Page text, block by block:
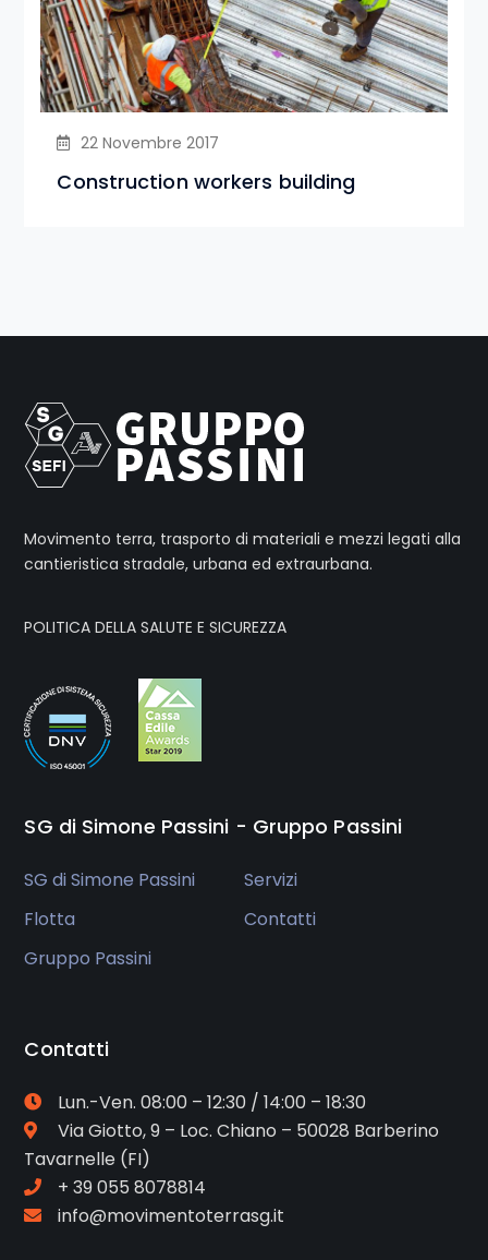
22 Novembre 2017
Construction workers building
Movimento terra, trasporto di materiali e mezzi legati alla
cantieristica stradale, urbana ed extraurbana.
POLITICA DELLA SALUTE E SICUREZZA
SG di Simone Passini - Gruppo Passini
SG di Simone Passini
Servizi
Flotta
Contatti
Gruppo Passini
Contatti
Lun.-Ven. 08:00 – 12:30 / 14:00 – 18:30
Via Giotto, 9 – Loc. Chiano – 50028 Barberino
Tavarnelle (FI)
+ 39 055 8078814
info@movimentoterrasg.it